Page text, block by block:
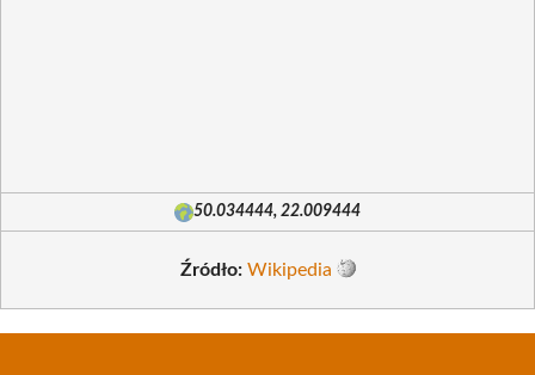
50.034444, 22.009444
Źródło: Wikipedia